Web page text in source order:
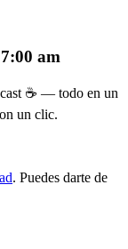
am
☕ — todo en un
un clic.
. Puedes darte de